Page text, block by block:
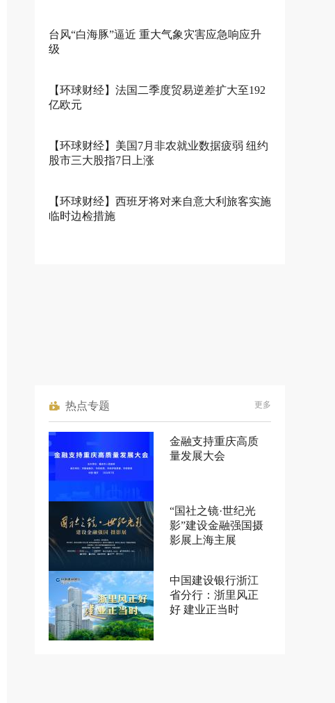
台风“白海豚”逼近 重大气象灾害应急响应升
级
【环球财经】法国二季度贸易逆差扩大至192
亿欧元
【环球财经】美国7月非农就业数据疲弱 纽约
股市三大股指7日上涨
【环球财经】西班牙将对来自意大利旅客实施
临时边检措施
热点专题 更多
金融支持重庆高质
量发展大会
“国社之镜·世纪光
影”建设金融强国摄
影展上海主展
中国建设银行浙江
省分行：浙里风正
好 建业正当时